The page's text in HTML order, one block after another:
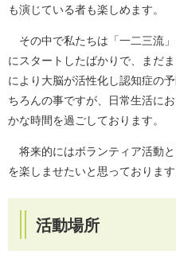
も演じている者も楽しめます。
その中で私たちは「一二三流
にスタートしたばかりで、まだ
により大脳が活性化し認知症の
ちろんの事ですが、日常生活に
かな時間を過ごしております。
将来的にはボランティア活動
を楽しませたいと思っております
活動場所